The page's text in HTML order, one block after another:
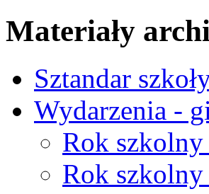
Materiały
Sztandar
Wydarzenia -
Rok
Rok